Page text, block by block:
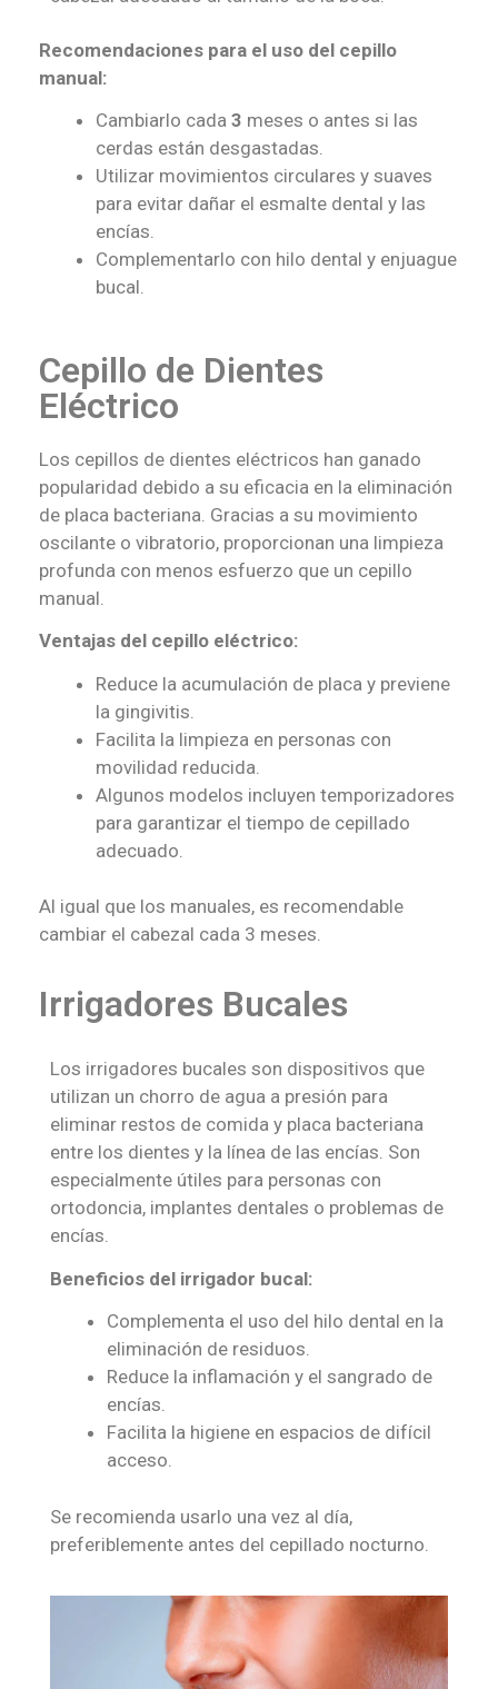
Recomendaciones para el uso del cepillo
manual:
Cambiarlo cada 3 meses o antes si las
cerdas están desgastadas.
Utilizar movimientos circulares y suaves
para evitar dañar el esmalte dental y las
encías.
Complementarlo con hilo dental y enjuague
bucal.
Cepillo de Dientes
Eléctrico
Los cepillos de dientes eléctricos han ganado
popularidad debido a su eficacia en la eliminación
de placa bacteriana. Gracias a su movimiento
oscilante o vibratorio, proporcionan una limpieza
profunda con menos esfuerzo que un cepillo
manual.
Ventajas del cepillo eléctrico:
Reduce la acumulación de placa y previene
la gingivitis.
Facilita la limpieza en personas con
movilidad reducida.
Algunos modelos incluyen temporizadores
para garantizar el tiempo de cepillado
adecuado.
Al igual que los manuales, es recomendable
cambiar el cabezal cada 3 meses.
Irrigadores Bucales
Los irrigadores bucales son dispositivos que
utilizan un chorro de agua a presión para
eliminar restos de comida y placa bacteriana
entre los dientes y la línea de las encías. Son
especialmente útiles para personas con
ortodoncia, implantes dentales o problemas de
encías.
Beneficios del irrigador bucal:
Complementa el uso del hilo dental en la
eliminación de residuos.
Reduce la inflamación y el sangrado de
encías.
Facilita la higiene en espacios de difícil
acceso.
Se recomienda usarlo una vez al día,
preferiblemente antes del cepillado nocturno.